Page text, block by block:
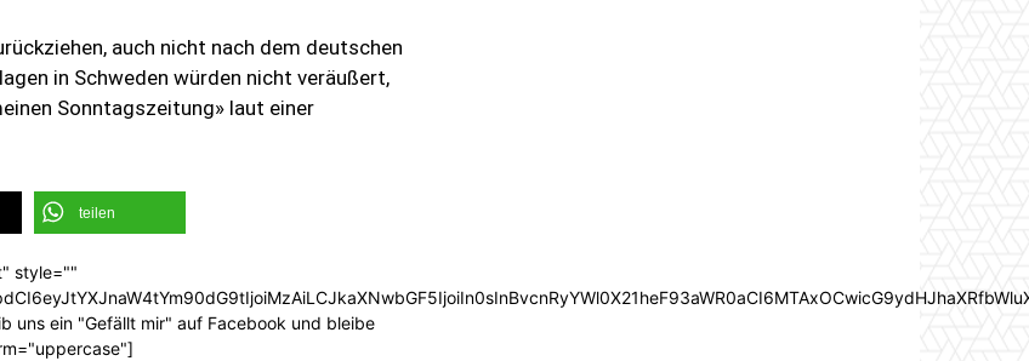
auch nicht nach dem deutschen
in Schweden würden nicht veräußert,
Sonntagszeitung» laut einer
teilen
style=""
uns ein "Gefällt mir" auf Facebook und bleibe